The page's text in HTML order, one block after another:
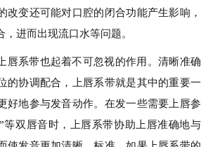
改变还可能对口腔的闭合功能产生影响，
进而出现流口水等问题。
唇系带也起着不可忽视的作用。清晰准确
的协调配合，上唇系带就是其中的重要一
好地参与发音动作。在发一些需要上唇参
等双唇音时，上唇系带协助上唇准确地与